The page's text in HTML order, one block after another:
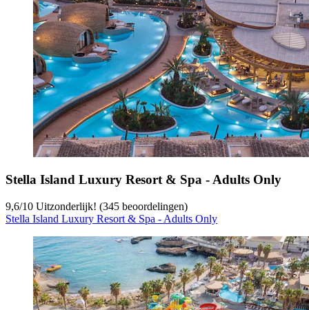
Stella Island Luxury Resort & Spa - Adults Only
9,6/10 Uitzonderlijk! (345 beoordelingen)
Stella Island Luxury Resort & Spa - Adults Only